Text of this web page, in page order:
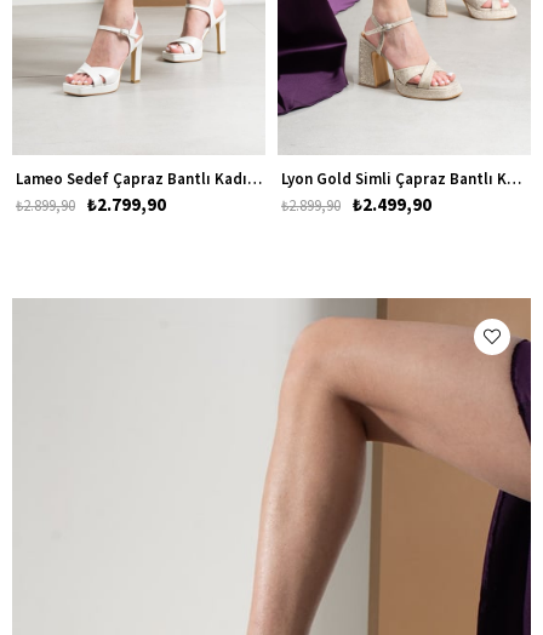
Lameo Sedef Çapraz Bantlı Kadın Platform Topuklu Ayakkabı
₺2.799,90
₺2.899,90
Lyon Gold Simli Çapraz Bantlı Kadın Platform Kalın Topuklu Ayakkabı
₺2.499,90
₺2.899,90